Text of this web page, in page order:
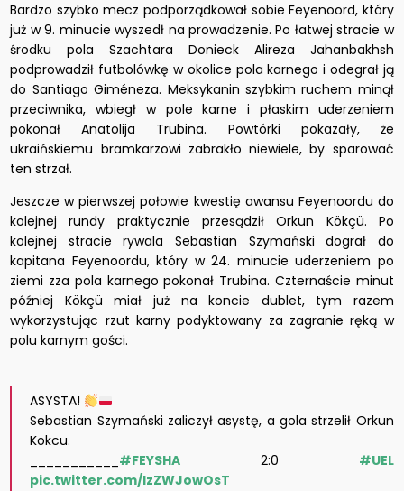
Bardzo szybko mecz podporządkował sobie Feyenoord, który
już w 9. minucie wyszedł na prowadzenie. Po łatwej stracie w
środku pola Szachtara Donieck Alireza Jahanbakhsh
podprowadził futbolówkę w okolice pola karnego i odegrał ją
do Santiago Giméneza. Meksykanin szybkim ruchem minął
przeciwnika, wbiegł w pole karne i płaskim uderzeniem
pokonał Anatolija Trubina. Powtórki pokazały, że
ukraińskiemu bramkarzowi zabrakło niewiele, by sparować
ten strzał.
Jeszcze w pierwszej połowie kwestię awansu Feyenoordu do
kolejnej rundy praktycznie przesądził Orkun Kökçü. Po
kolejnej stracie rywala Sebastian Szymański dograł do
kapitana Feyenoordu, który w 24. minucie uderzeniem po
ziemi zza pola karnego pokonał Trubina. Czternaście minut
później Kökçü miał już na koncie dublet, tym razem
wykorzystując rzut karny podyktowany za zagranie ręką w
polu karnym gości.
ASYSTA!
Sebastian Szymański zaliczył asystę, a gola strzelił Orkun
Kokcu.
#FEYSHA 2:0 #UEL
pic.twitter.com/IzZWJowOsT